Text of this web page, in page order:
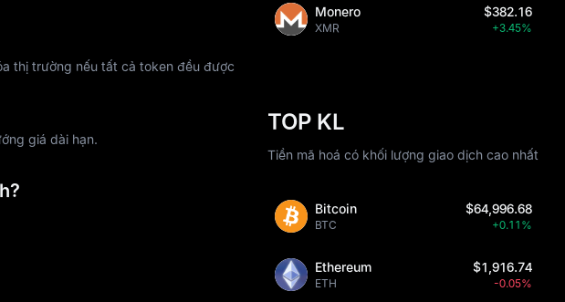
thị trường nếu tất cả token đều được
giá dài hạn.
Monero
XMR
$382.16
+3.45%
TOP KL
Tiền mã hoá có khối lượng giao dịch cao nhất
Bitcoin
BTC
$64,996.68
+0.11%
Ethereum
ETH
$1,916.74
-0.05%